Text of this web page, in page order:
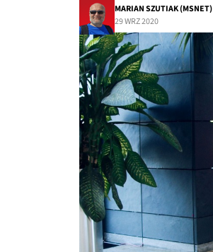
MARIAN SZUTIAK (MSNET)
29 WRZ 2020